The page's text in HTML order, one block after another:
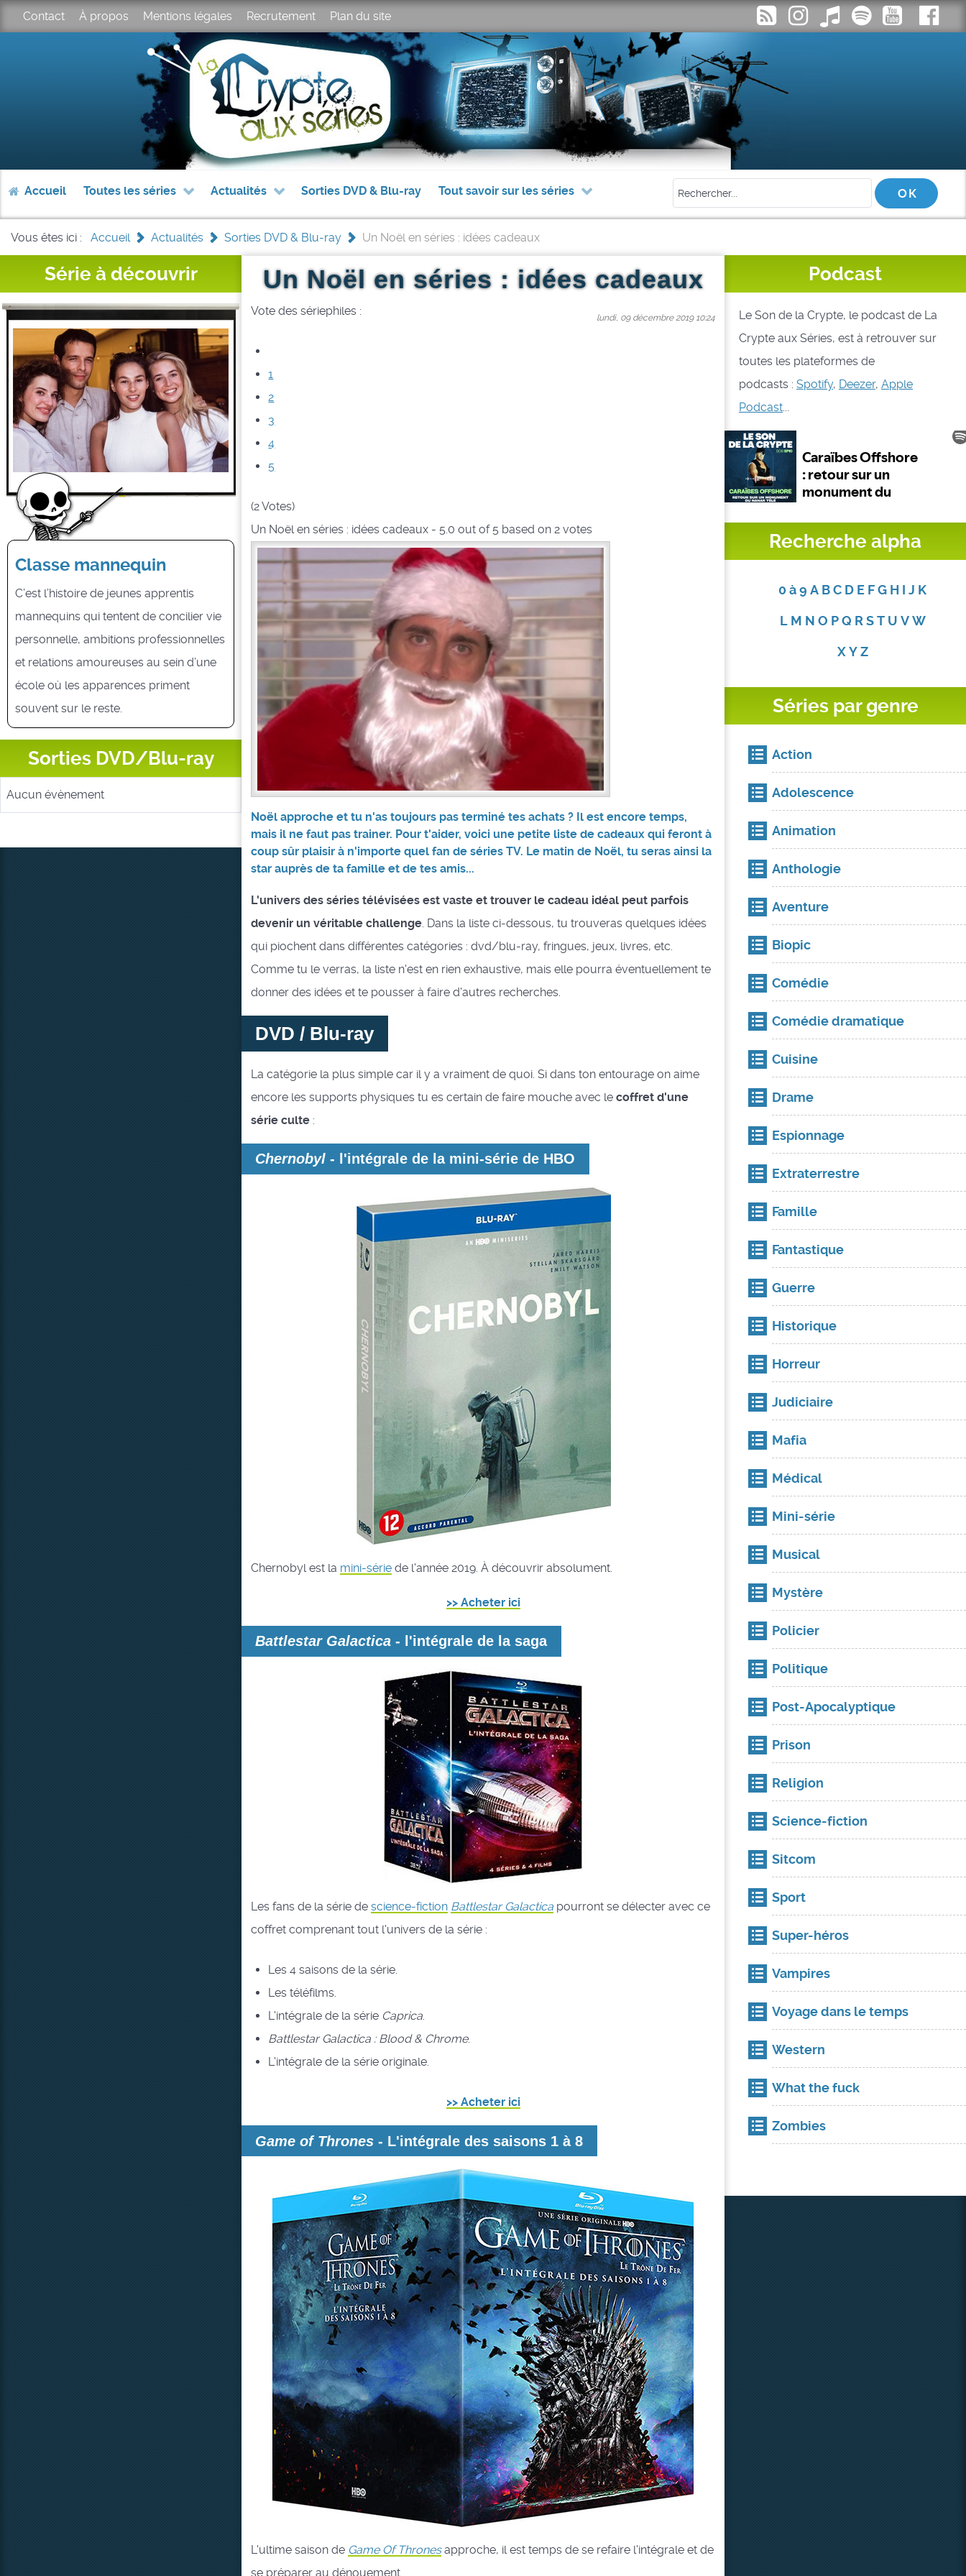
Contact À propos Mentions légales Recrutement Plan du site
Accueil Toutes les séries Actualités Sorties DVD & Blu-ray Tout savoir sur les séries
Vous êtes ici : Accueil > Actualités > Sorties DVD & Blu-ray > Un Noël en séries : idées cadeaux
Série à découvrir
Classe mannequin
C’est l’histoire de jeunes apprentis
mannequins qui tentent de concilier vie
personnelle, ambitions professionnelles
et relations amoureuses au sein d’une
école où les apparences priment
souvent sur le reste.
Sorties DVD/Blu-ray
Aucun évènement
Un Noël en séries : idées cadeaux
lundi, 09 décembre 2019 10:24
Vote des sériephiles :
1
2
3
4
5
(2 Votes)
Un Noël en séries : idées cadeaux - 5.0 out of 5 based on2 votes
Noël approche et tu n'as toujours pas terminé tes achats ? Il est encore temps,
mais il ne faut pas trainer. Pour t'aider, voici une petite liste de cadeaux qui feront à
coup sûr plaisir à n'importe quel fan de séries TV. Le matin de Noël, tu seras ainsi la
star auprès de ta famille et de tes amis...
L'univers des séries télévisées est vaste et trouver le cadeau idéal peut parfois
devenir un véritable challenge . Dans la liste ci-dessous, tu trouveras quelques idées
qui piochent dans différentes catégories : dvd/blu-ray, fringues, jeux, livres, etc.
Comme tu le verras, la liste n'est en rien exhaustive, mais elle pourra éventuellement te
donner des idées et te pousser à faire d'autres recherches.
DVD / Blu-ray
La catégorie la plus simple car il y a vraiment de quoi. Si dans ton entourage on aime
encore les supports physiques tu es certain de faire mouche avec lecoffret d'une
série culte :
Chernobyl - l'intégrale de la mini-série de HBO
Chernobyl est la mini-série de l'année 2019. À découvrir absolument.
>> Acheter ici
Battlestar Galactica - l'intégrale de la saga
Les fans de la série descience-fiction Battlestar Galactica pourront se délecter avec ce
coffret comprenant tout l'univers de la série :
Les 4 saisons de la série.
Les téléfilms.
L'intégrale de la série Caprica.
Battlestar Galactica : Blood & Chrome.
L'intégrale de la série originale.
>> Acheter ici
Game of Thrones - L'intégrale des saisons 1 à 8
L'ultime saison de Game Of Thronesapproche, il est temps de se refaire l'intégrale et de
se préparer au dénouement.
Podcast
Le Son de la Crypte, le podcast de La
Crypte aux Séries, est à retrouver sur
toutes les plateformes de
podcasts : Spotify, Deezer, Apple
Podcast...
Recherche alpha
0 à 9 A BC D E FG H I J K
L M N O P Q R S T U V W
X Y Z
Séries par genre
Action
Adolescence
Animation
Anthologie
Aventure
Biopic
Comédie
Comédie dramatique
Cuisine
Drame
Espionnage
Extraterrestre
Famille
Fantastique
Guerre
Historique
Horreur
Judiciaire
Mafia
Médical
Mini-série
Musical
Mystère
Policier
Politique
Post-Apocalyptique
Prison
Religion
Science-fiction
Sitcom
Sport
Super-héros
Vampires
Voyage dans le temps
Western
What the fuck
Zombies